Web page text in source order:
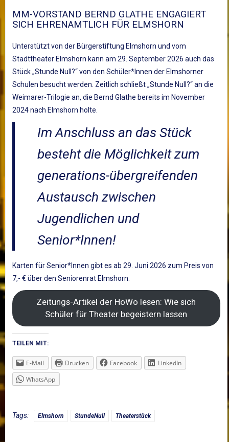
MM-VORSTAND BERND GLATHE ENGAGIERT
SICH EHRENAMTLICH FÜR ELMSHORN
Unterstützt von der Bürgerstiftung Elmshorn und vom
Stadttheater Elmshorn kann am 29. September 2026 auch das
Stück „Stunde Null?“ von den Schüler*Innen der Elmshorner
Schulen besucht werden. Zeitlich schließt „Stunde Null?“ an die
Weimarer-Trilogie an, die Bernd Glathe bereits im November
2024 nach Elmshorn holte.
Im Anschluss an das Stück
besteht die Möglichkeit zum
generations-übergreifenden
Austausch zwischen
Jugendlichen und
Senior*Innen!
Karten für Senior*Innen gibt es ab 29. Juni 2026 zum Preis von
7,- € über den Seniorenrat Elmshorn.
Zeitungs-Artikel der HoWo lesen: Wie sich
Schüler für Theater begeistern lassen
TEILEN MIT:
E-Mail Drucken Facebook
LinkedIn
WhatsApp
Tags: Elmshorn StundeNull Theaterstück